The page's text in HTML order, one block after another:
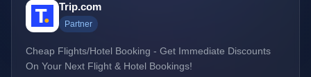
Trip.com
Partner
Cheap Flights/Hotel Booking - Get Immediate Discounts
On Your Next Flight & Hotel Bookings!